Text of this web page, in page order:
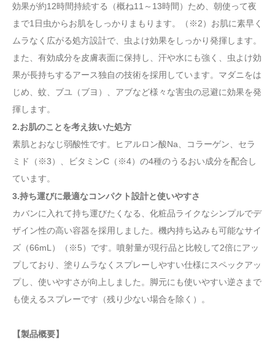
効果が約12時間持続する（概ね11～13時間）ため、朝使って夜
まで1日虫からお肌をしっかりまもります。（※2）お肌に素早く
ムラなく広がる処方設計で、虫よけ効果をしっかり発揮します。
また、有効成分を皮膚表面に保持し、汗や水にも強く、虫よけ効
果が長持ちするアース独自の技術を採用しています。マダニをは
じめ、蚊、ブユ（ブヨ）、アブなど様々な害虫の忌避に効果を発
揮します。
2.お肌のことを考え抜いた処方
素肌とおなじ弱酸性です。ヒアルロン酸Na、コラーゲン、セラ
ミド（※3）、ビタミンC（※4）の4種のうるおい成分を配合し
ています。
3.持ち運びに最適なコンパクト設計と使いやすさ
カバンに入れて持ち運びたくなる、化粧品ライクなシンプルでデ
ザイン性の高い容器を採用しました。機内持ち込みも可能なサイ
ズ（66mL）（※5）です。噴射量が現行品と比較して2倍にアッ
プしており、塗りムラなくスプレーしやすい仕様にスペックアッ
プし、使いやすさが向上しました。脚元にも使いやすい逆さまで
も使えるスプレーです（残り少ない場合を除く）。
【製品概要】